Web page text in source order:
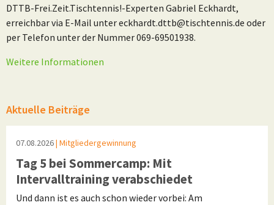
DTTB-Frei.Zeit.Tischtennis!-Experten Gabriel Eckhardt,
erreichbar via E-Mail unter eckhardt.dttb@tischtennis.de oder
per Telefon unter der Nummer 069-69501938.
Weitere Informationen
Aktuelle Beiträge
07.08.2026| Mitgliedergewinnung
Tag 5 bei Sommercamp: Mit
Intervalltraining verabschiedet
Und dann ist es auch schon wieder vorbei: Am